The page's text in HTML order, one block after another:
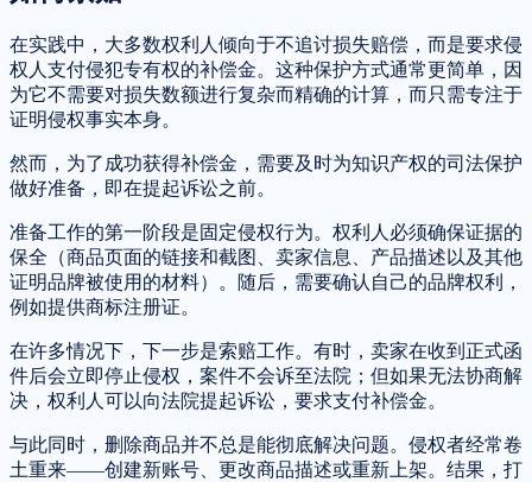
在实践中，大多数权利人倾向于不追讨损失赔偿，而是要求侵
权人支付侵犯专有权的补偿金。这种保护方式通常更简单，因
为它不需要对损失数额进行复杂而精确的计算，而只需专注于
证明侵权事实本身。
然而，为了成功获得补偿金，需要及时为知识产权的司法保护
做好准备，即在提起诉讼之前。
准备工作的第一阶段是固定侵权行为。权利人必须确保证据的
保全（商品页面的链接和截图、卖家信息、产品描述以及其他
证明品牌被使用的材料）。随后，需要确认自己的品牌权利，
例如提供商标注册证。
在许多情况下，下一步是索赔工作。有时，卖家在收到正式函
件后会立即停止侵权，案件不会诉至法院；但如果无法协商解
决，权利人可以向法院提起诉讼，要求支付补偿金。
与此同时，删除商品并不总是能彻底解决问题。侵权者经常卷
土重来——创建新账号、更改商品描述或重新上架。结果，打